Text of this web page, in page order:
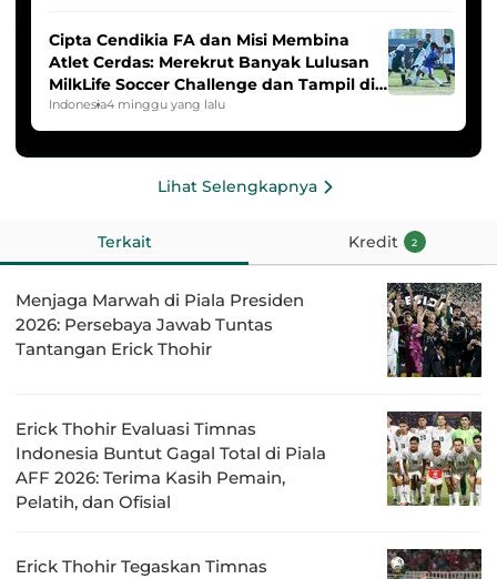
Cipta Cendikia FA dan Misi Membina
Atlet Cerdas: Merekrut Banyak Lulusan
MilkLife Soccer Challenge dan Tampil di
HYDROPLUS Soccer League
Indonesia4 minggu yang lalu
Lihat Selengkapnya
Terkait Kredit 2
Menjaga Marwah di Piala Presiden
2026: Persebaya Jawab Tuntas
Tantangan Erick Thohir
Erick Thohir Evaluasi Timnas
Indonesia Buntut Gagal Total di Piala
AFF 2026: Terima Kasih Pemain,
Pelatih, dan Ofisial
Erick Thohir Tegaskan Timnas